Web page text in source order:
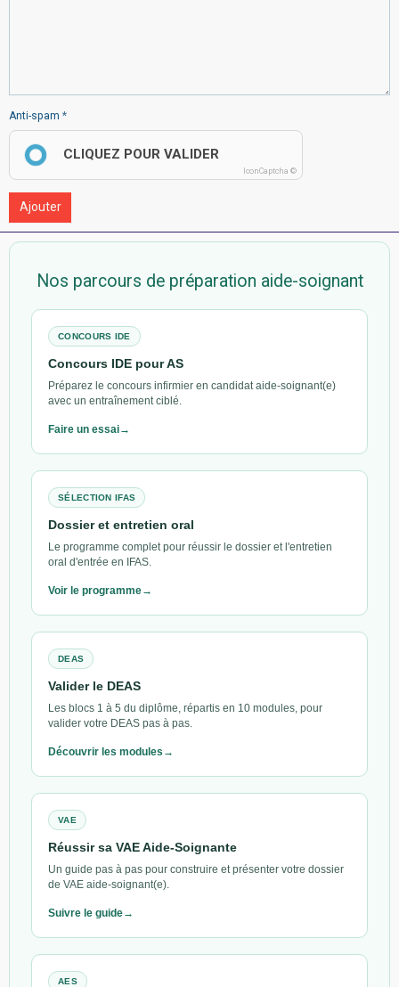
Anti-spam
CLIQUEZ POUR VALIDER
IconCaptcha ©
Ajouter
Nos parcours de préparation aide-soignant
CONCOURS IDE
Concours IDE pour AS
Préparez le concours infirmier en candidat aide-soignant(e)
avec un entraînement ciblé.
Faire un essai
SÉLECTION IFAS
Dossier et entretien oral
Le programme complet pour réussir le dossier et l'entretien
oral d'entrée en IFAS.
Voir le programme
DEAS
Valider le DEAS
Les blocs 1 à 5 du diplôme, répartis en 10 modules, pour
valider votre DEAS pas à pas.
Découvrir les modules
VAE
Réussir sa VAE Aide-Soignante
Un guide pas à pas pour construire et présenter votre dossier
de VAE aide-soignant(e).
Suivre le guide
AES